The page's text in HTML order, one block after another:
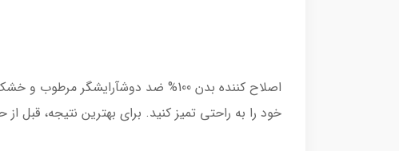
اصلاح کننده بدن 100% ضد
خود را به راحتی تمیز کنید. برای بهترین نتیجه، قبل